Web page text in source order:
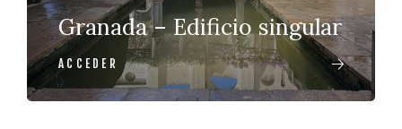
Granada – Edificio singular
ACCEDER